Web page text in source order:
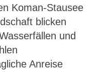
Koman-Stausee
blicken
und
Anreise